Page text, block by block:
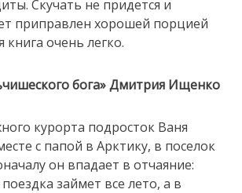
Скучать не придется и
приправлен хорошей порцией
очень легко.
бога» Дмитрия Ищенко
курорта подросток Ваня
с папой в Арктику, в поселок
он впадает в отчаяние:
займет все лето, а в